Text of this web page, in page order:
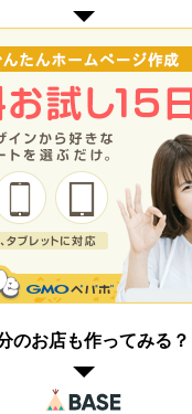
のお店も作ってみる？